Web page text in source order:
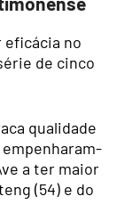
eficácia no
de cinco
qualidade
a ter maior
(54) e do